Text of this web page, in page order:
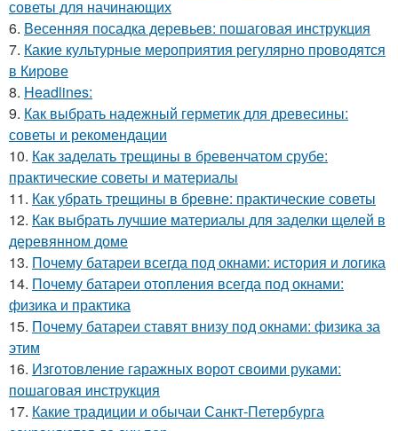
советы для начинающих
6. Весенняя посадка деревьев: пошаговая инструкция
7. Какие культурные мероприятия регулярно проводятся
в Кирове
8. Headlines:
9. Как выбрать надежный герметик для древесины:
советы и рекомендации
10. Как заделать трещины в бревенчатом срубе:
практические советы и материалы
11. Как убрать трещины в бревне: практические советы
12. Как выбрать лучшие материалы для заделки щелей в
деревянном доме
13. Почему батареи всегда под окнами: история и логика
14. Почему батареи отопления всегда под окнами:
физика и практика
15. Почему батареи ставят внизу под окнами: физика за
этим
16. Изготовление гаражных ворот своими руками:
пошаговая инструкция
17. Какие традиции и обычаи Санкт-Петербурга